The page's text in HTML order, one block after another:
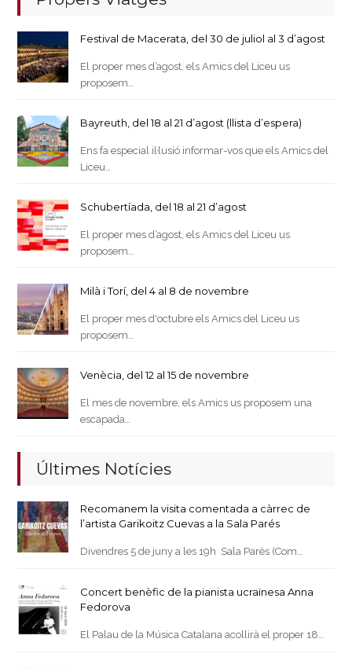
Festival de Macerata, del 30 de juliol al 3 d’agost
El proper mes d’agost, els Amics del Liceu us
proposem…
Bayreuth, del 18 al 21 d’agost (llista d’espera)
Ens fa especial il·lusió informar-vos que els Amics del
Liceu…
Schubertíada, del 18 al 21 d’agost
El proper mes d’agost, els Amics del Liceu us
proposem…
Milà i Torí, del 4 al 8 de novembre
El proper mes d'octubre els Amics del Liceu us
proposem…
Venècia, del 12 al 15 de novembre
El mes de novembre, els Amics us proposem una
escapada…
Últimes Notícies
Recomanem la visita comentada a càrrec de
l’artista Garikoitz Cuevas a la Sala Parés
Divendres 5 de juny a les 19h Sala Parés (Com…
Concert benèfic de la pianista ucraïnesa Anna
Fedorova
El Palau de la Música Catalana acollirà el proper 18…